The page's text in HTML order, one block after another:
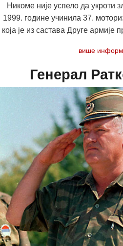
Никоме није успело да укроти
1999. године учинила 37.
која је из састава Друге армије
више
Генерал